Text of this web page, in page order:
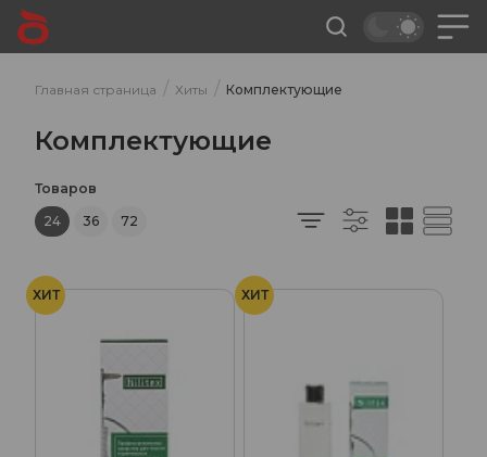
Главная страница / Хиты / Комплектующие
Комплектующие
Товаров
24
36 72
ХИТ ХИТ